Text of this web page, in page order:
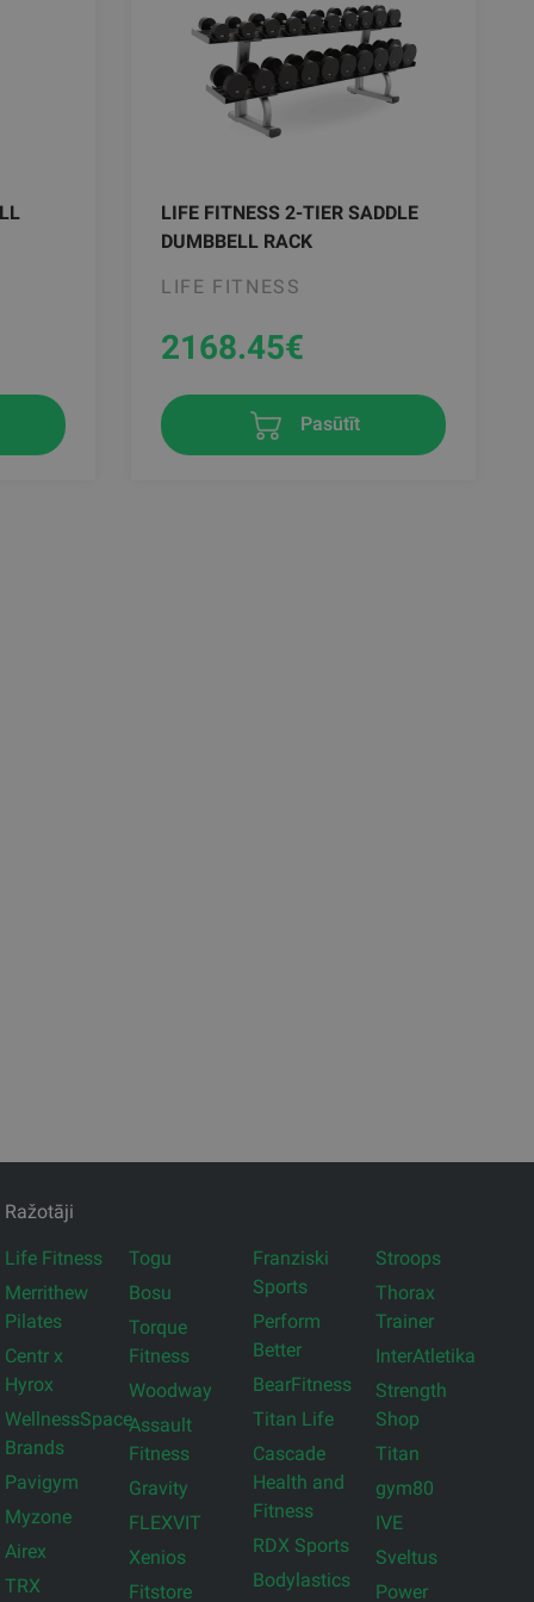
LIFE FITNESS 2-TIER SADDLE
DUMBBELL RACK
LIFE FITNESS
2168.45€
Pasūtīt
Ražotāji
Life Fitness
Merrithew
Pilates
Centr x
Hyrox
WellnessSpace
Brands
Pavigym
Myzone
Airex
TRX
Togu
Bosu
Torque
Fitness
Woodway
Assault
Fitness
Gravity
FLEXVIT
Xenios
Fitstore
Franziski
Sports
Perform
Better
BearFitness
Titan Life
Cascade
Health and
Fitness
RDX Sports
Bodylastics
Stroops
Thorax
Trainer
InterAtletika
Strength
Shop
Titan
gym80
IVE
Sveltus
Power